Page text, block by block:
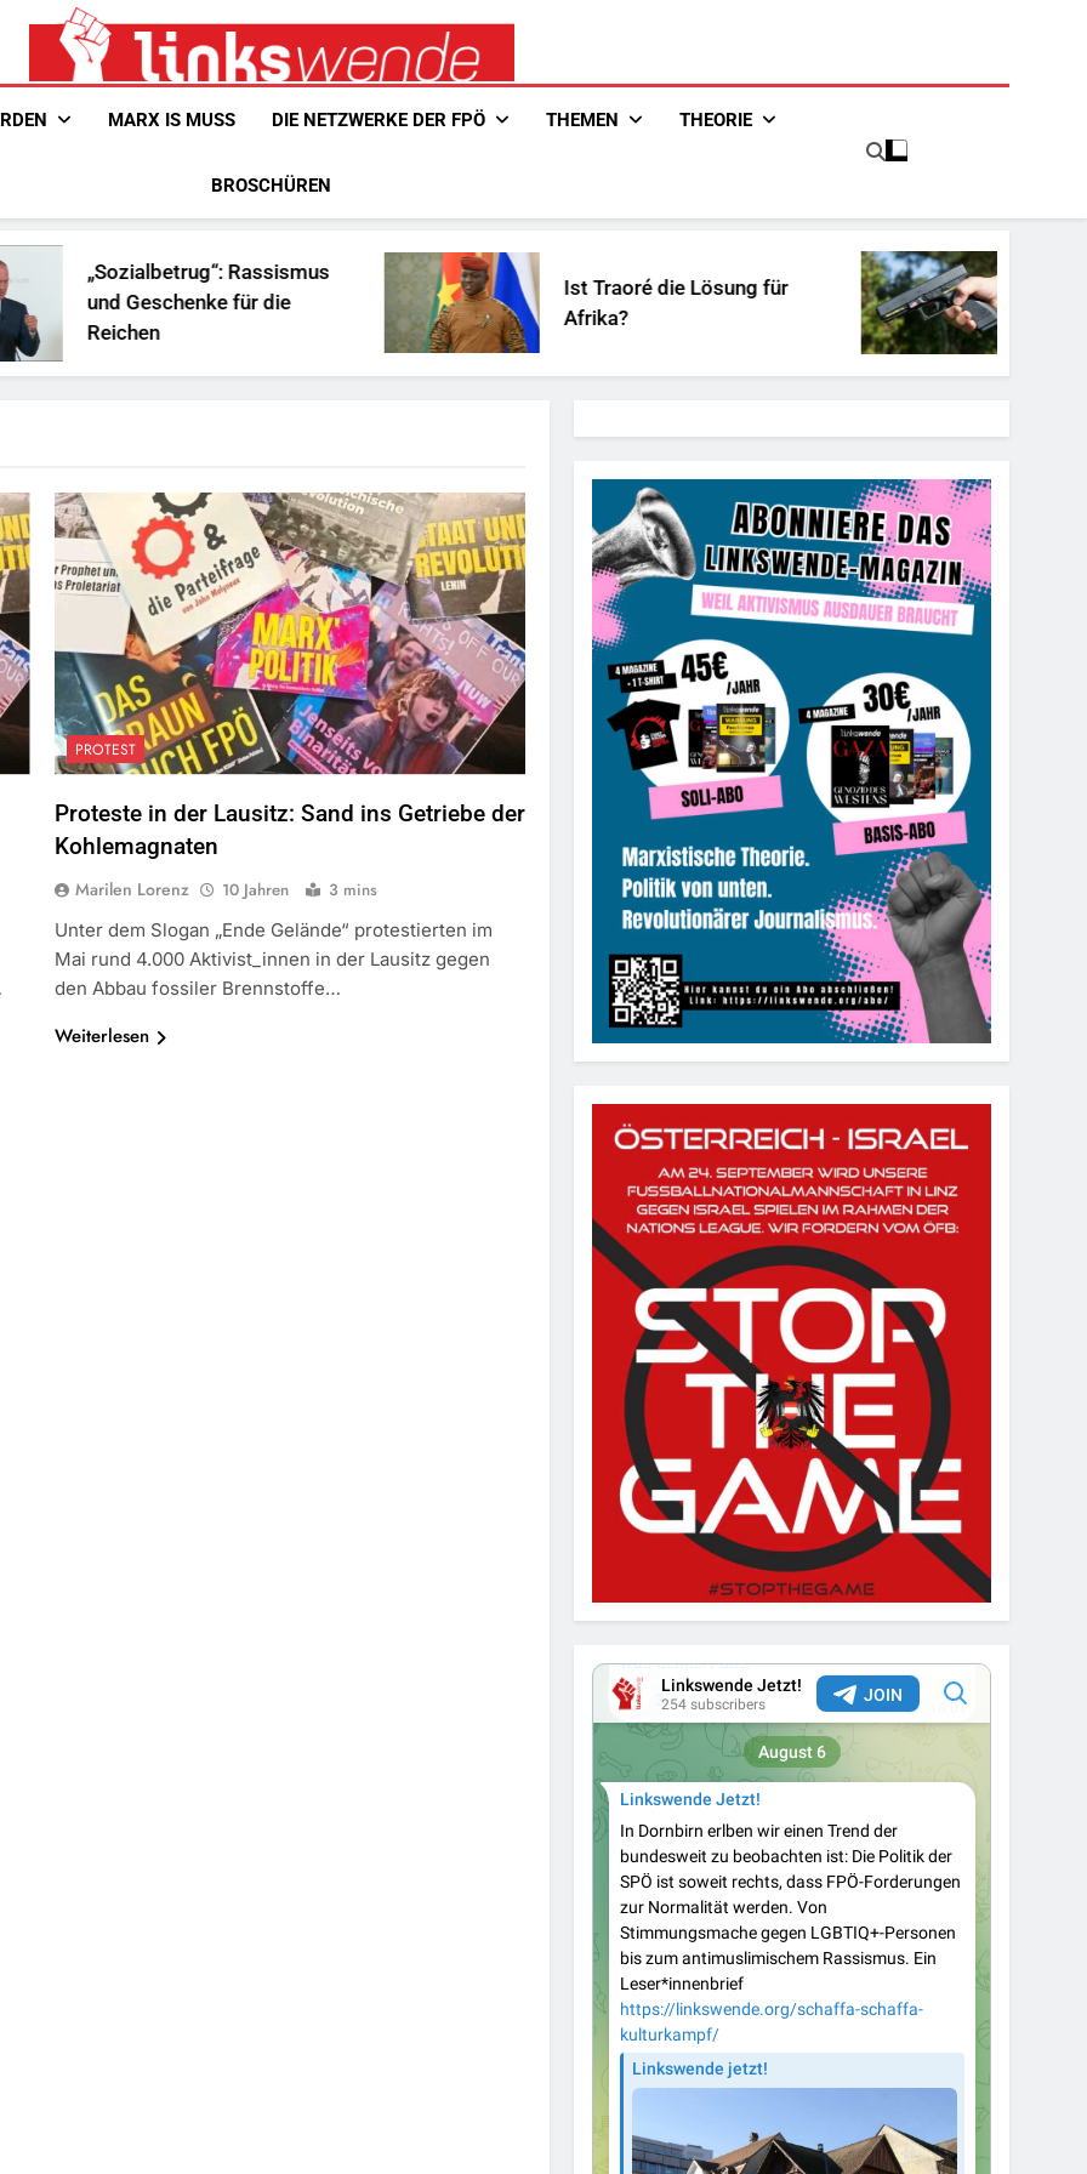
Linkswende Jetzt!
MARX IS MUSS DIE NETZWERKE DER FPÖ THEMEN THEORIE
BROSCHÜREN
„Sozialbetrug“: Rassismus
und Geschenke für die
Reichen
Ist Traoré die Lösung für
Afrika?
PROTEST
Proteste in der Lausitz: Sand ins Getriebe der
Kohlemagnaten
Marilen Lorenz 10 Jahren
3 mins
Unter dem Slogan „Ende Gelände“ protestierten im
Mai rund 4.000 Aktivist_innen in der Lausitz gegen
den Abbau fossiler Brennstoffe…
Weiterlesen